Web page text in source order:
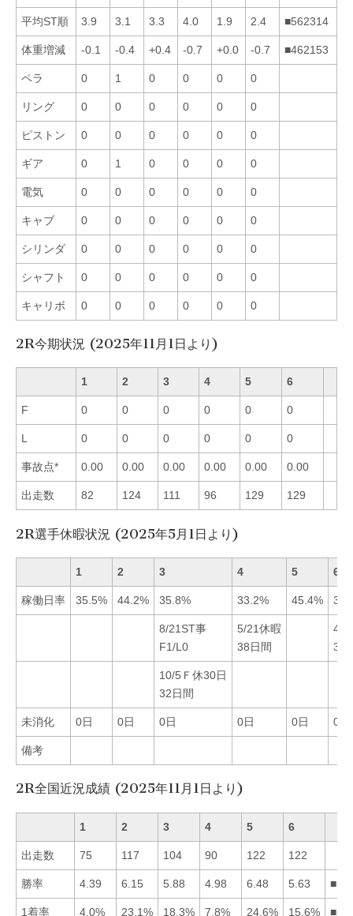
平均ST順 3.9 3.1 3.3 4.0 1.9 2.4 ■562314
体重増減 -0.1 -0.4 +0.4 -0.7 +0.0 -0.7 ■462153
ペラ 0 1 0 0 0 0
リング 0 0 0 0 0 0
ピストン 0 0 0 0 0 0
ギア 0 1 0 0 0 0
電気 0 0 0 0 0 0
キャブ 0 0 0 0 0 0
シリンダ 0 0 0 0 0 0
シャフト 0 0 0 0 0 0
キャリボ 0 0 0 0 0 0
2R今期状況 (2025年11月1日より)
1 2 3 4 5 6
F 0 0 0 0 0 0
L 0 0 0 0 0 0
事故点* 0.00 0.00 0.00 0.00 0.00 0.00
出走数 82 124 111 96 129 129
2R選手休暇状況 (2025年5月1日より)
1 2 3 4 5 6
稼働日率 35.5% 44.2% 35.8% 33.2% 45.4%
8/21ST事
F1/L0
5/21休暇
38日間
4/8
33
10/5Ｆ休30日
32日間
未消化 0日 0日 0日 0日 0日 0日
備考
2R全国近況成績 (2025年11月1日より)
1 2 3 4 5 6
出走数 75 117 104 90 122 122
勝率 4.39 6.15 5.88 4.98 6.48 5.63
1着率 4.0% 23.1% 18.3% 7.8% 24.6% 15.6%